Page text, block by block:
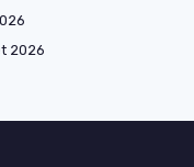
2026